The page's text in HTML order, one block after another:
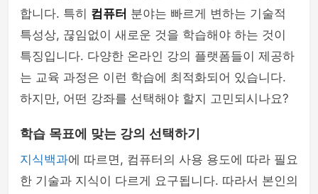
합니다. 특히 컴퓨터 분야는 빠르게 변하는 기술적
특성상, 끊임없이 새로운 것을 학습해야 하는 것이
특징입니다. 다양한 온라인 강의 플랫폼들이 제공하
는 교육 과정은 이런 학습에 최적화되어 있습니다.
하지만, 어떤 강좌를 선택해야 할지 고민되시나요?
학습 목표에 맞는 강의 선택하기
지식백과에 따르면, 컴퓨터의 사용 용도에 따라 필요
한 기술과 지식이 다르게 요구됩니다. 따라서 본인의